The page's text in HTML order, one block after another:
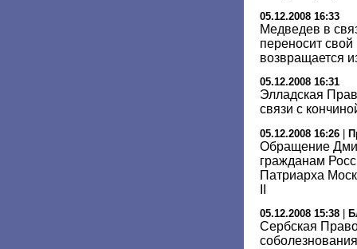
05.12.2008 16:33
Медведев в
переносит
возвращается
05.12.2008 16:31
Элладская
связи с
05.12.2008 16:26 |
Обращение
гражданам
Патриарха
05.12.2008 15:38
Сербская